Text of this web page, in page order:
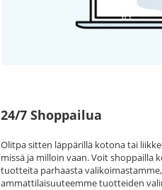
24/7 Shoppailua
Olitpa sitten läppärillä kotona tai
missä ja milloin vaan. Voit shoppailla
tuotteita parhaasta
ammattilaisuuteemme tuotteiden